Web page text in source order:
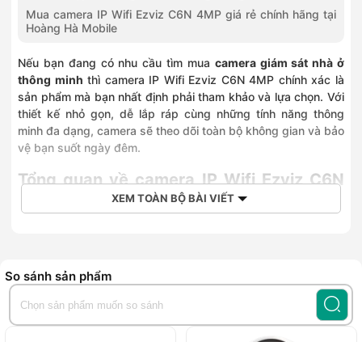
Mua camera IP Wifi Ezviz C6N 4MP giá rẻ chính hãng tại
Hoàng Hà Mobile
Nếu bạn đang có nhu cầu tìm mua camera giám sát nhà ở
thông minh thì camera IP Wifi Ezviz C6N 4MP chính xác là
sản phẩm mà bạn nhất định phải tham khảo và lựa chọn. Với
thiết kế nhỏ gọn, dễ lắp ráp cùng những tính năng thông
minh đa dạng, camera sẽ theo dõi toàn bộ không gian và bảo
vệ bạn suốt ngày đêm.
Tổng quan về camera IP Wifi Ezviz C6N
camera IP Wifi Ezviz C6N 4MP
hiện đại. Bạn có thể dễ dàng lắp ráp camera ở mọi ngóc
ngách trong không gian nhà ở, văn phòng để thuận tiện cho
XEM TOÀN BỘ BÀI VIẾT
So sánh sản phẩm